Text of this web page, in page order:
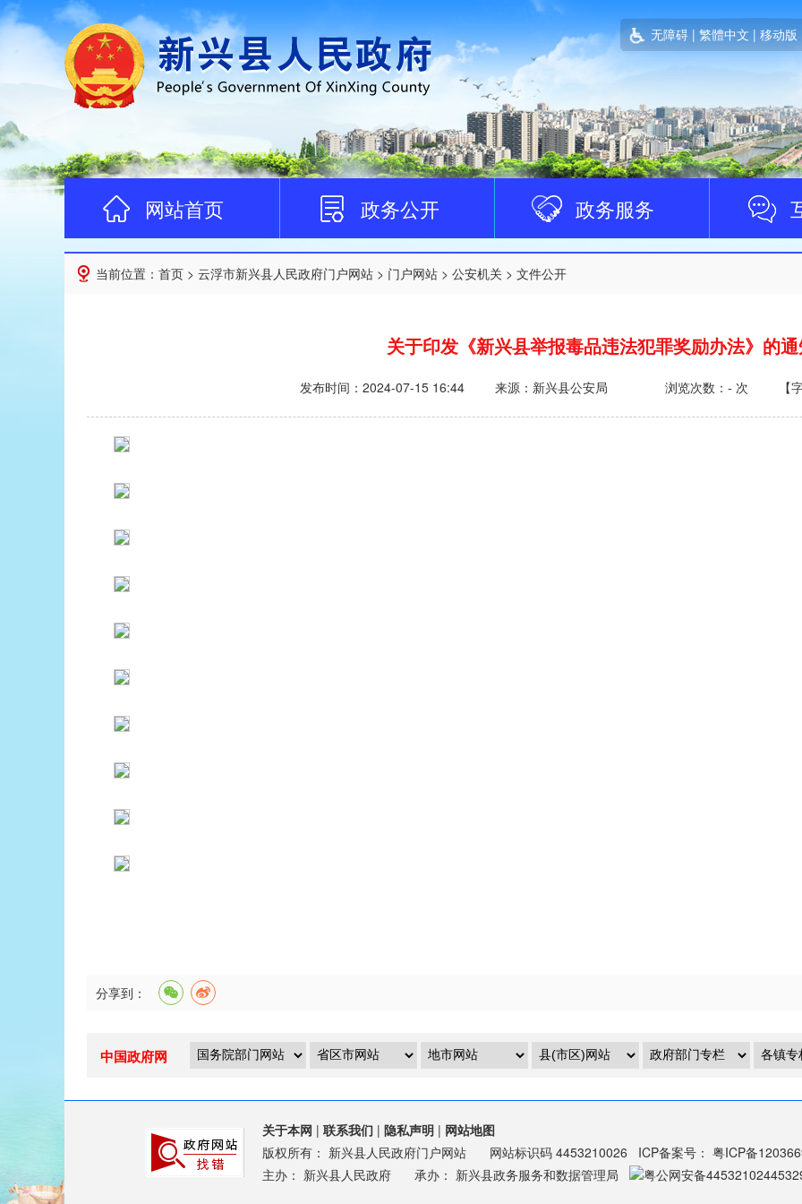
无障碍 | 繁體中文 | 移动版
网站首页 政务公开 政务服务
当前位置： 首页 > 云浮市新兴县人民政府门户网站 > 门户网站 > 公安机关 > 文件公开
关于印发《新兴县举报毒品违法犯罪奖励办法》的
发布时间： 2024-07-15 16:44 来源：新兴县公安局 浏览次数： - 次 【
分享到：
中国政府网
关于本网 | 联系我们 | 隐私声明 | 网站地图
版权所有： 新兴县人民政府门户网站 网站标识码 4453210026 ICP备案号： 粤ICP备
主办： 新兴县人民政府 承办： 新兴县政务服务和数据管理局 粤公网安备